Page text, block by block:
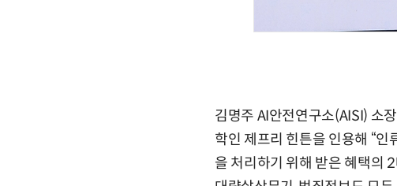
김명주 AI안전연구소(AISI) 소
학인 제프리 힌튼을 인용해 “
을 처리하기 위해 받은 혜택의